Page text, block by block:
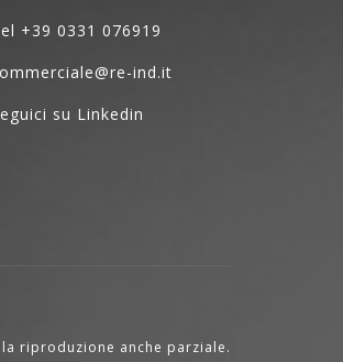
+39 0331 076919
ind.it
su Linkedin
riproduzione anche parziale.